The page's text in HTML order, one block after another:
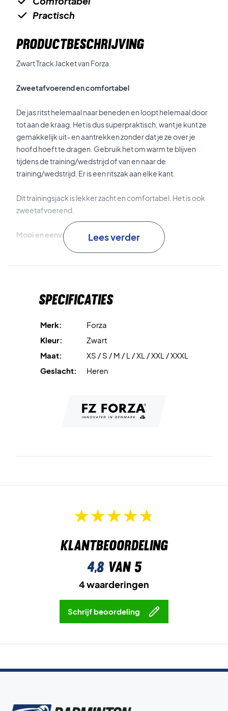
Practisch
PRODUCTBESCHRIJVING
Zwart Track Jacket van Forza.
Zweetafvoerend en comfortabel
De jas ritst helemaal naar beneden en loopt helemaal door
tot aan de kraag. Het is dus superpraktisch, want je kunt ze
gemakkelijk uit- en aantrekken zonder dat je ze over je
hoofd hoeft te dragen. Gebruik het om warm te blijven
tijdens de training/wedstrijd of van en naar de
training/wedstrijd. Er is een ritszak aan elke kant.
Dit trainingsjack is lekker zacht en comfortabel. Het is ook
zweetafvoerend.
Mooi en eenvoudig trainingsjack
Het product is gemaakt van gerecycleerde flessen.
Kleur: Zwart.
Materiaal: 92% polyester 8% elastaan.
Lees verder
Specificaties
Merk:
Forza
Kleur:
Zwart
Maat:
XS / S / M / L / XL / XXL / XXXL
Geslacht:
Heren
Klantbeoordeling
4,8van 5
4 waarderingen
Schrijf beoordeling